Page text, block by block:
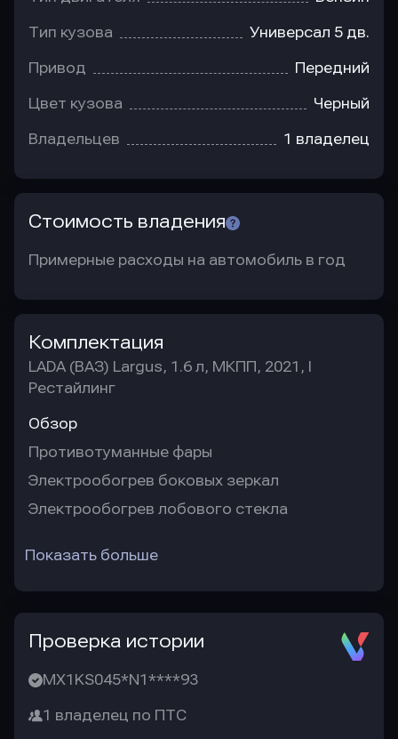
Тип кузова Универсал 5 дв.
Привод Передний
Цвет кузова Черный
Владельцев 1 владелец
Стоимость владения
Примерные расходы на автомобиль в год
Комплектация
LADA (ВАЗ) Largus, 1.6 л, МКПП, 2021, I
Рестайлинг
Обзор
Противотуманные фары
Электрообогрев боковых зеркал
Электрообогрев лобового стекла
Показать больше
Проверка истории
MX1KS045*N1****93
1 владелец по ПТС